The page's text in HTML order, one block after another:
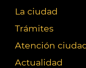
La ciudad
Trámites
Atención
Actualidad